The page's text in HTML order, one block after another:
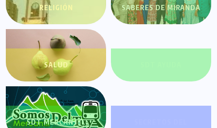
RELIGIÓN SABERES DE MIRANDA
SALUD
SDT MERCANTIL